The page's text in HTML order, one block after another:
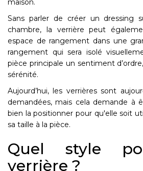
maison.
Sans parler de créer un dressing
chambre, la verrière peut
espace de rangement dans une
rangement qui sera isolé
pièce principale un sentiment
sérénité.
Aujourd’hui, les verrières sont
demandées, mais cela demande à
bien la positionner pour qu'elle soit
sa taille à la pièce.
Quel style
verrière ?